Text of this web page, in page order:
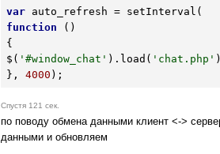
var
function
()
{
$( '#window_chat' ).load( 'chat.php'
}, 4000 );
Спустя 121 сек.
по поводу обмена данными клиент <->
данными и обновляем